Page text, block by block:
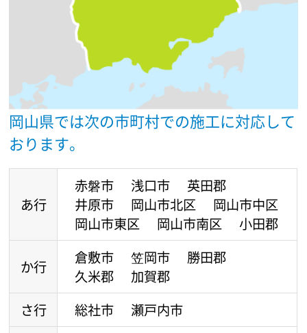
岡山県では次の市町村での施工に対応して
おります。
あ行
赤磐市 浅口市
英田郡
井原市
岡山市北区
岡山市中区
岡山市東区
岡山市南区 小田郡
か行 倉敷市 笠岡市
勝田郡
久米郡
加賀郡
さ行
総社市 瀬戸内市